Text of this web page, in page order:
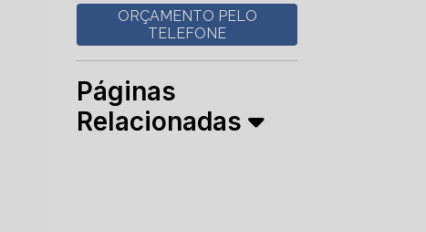
ORÇAMENTO PELO
TELEFONE
Páginas
Relacionadas